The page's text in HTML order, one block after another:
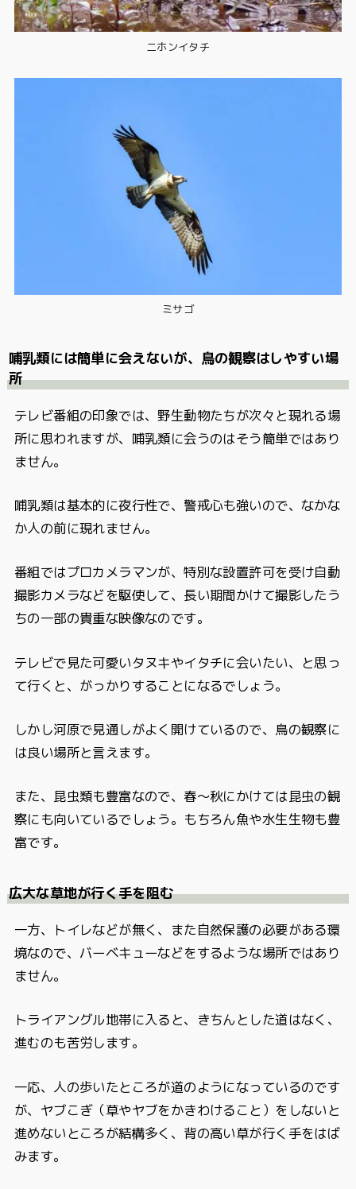
ニホンイタチ
ミサゴ
哺乳類には簡単に会えないが、鳥の観察はしやすい場
所
テレビ番組の印象では、野生動物たちが次々と現れる場
所に思われますが、哺乳類に会うのはそう簡単ではあり
ません。
哺乳類は基本的に夜行性で、警戒心も強いので、なかな
か人の前に現れません。
番組ではプロカメラマンが、特別な設置許可を受け自動
撮影カメラなどを駆使して、長い期間かけて撮影したう
ちの一部の貴重な映像なのです。
テレビで見た可愛いタヌキやイタチに会いたい、と思っ
て行くと、がっかりすることになるでしょう。
しかし河原で見通しがよく開けているので、鳥の観察に
は良い場所と言えます。
また、昆虫類も豊富なので、春～秋にかけては昆虫の観
察にも向いているでしょう。もちろん魚や水生生物も豊
富です。
広大な草地が行く手を阻む
一方、トイレなどが無く、また自然保護の必要がある環
境なので、バーベキューなどをするような場所ではあり
ません。
トライアングル地帯に入ると、きちんとした道はなく、
進むのも苦労します。
一応、人の歩いたところが道のようになっているのです
が、ヤブこぎ（草やヤブをかきわけること）をしないと
進めないところが結構多く、背の高い草が行く手をはば
みます。